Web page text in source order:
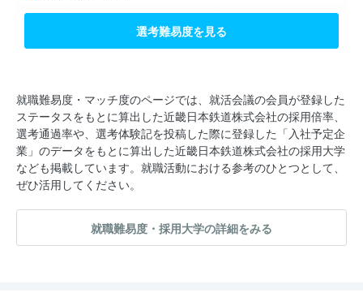
選考難易度を見る
就職難易度・マッチ度のページでは、就活会議の会員が登録した
ステータスをもとに算出した近畿日本鉄道株式会社の採用倍率、
選考通過率や、選考体験記を投稿した際に登録した「入社予定企
業」のデータをもとに算出した近畿日本鉄道株式会社の採用大学
なども掲載しています。就職活動における参考のひとつとして、
ぜひ活用してください。
就職難易度・採用大学の詳細をみる